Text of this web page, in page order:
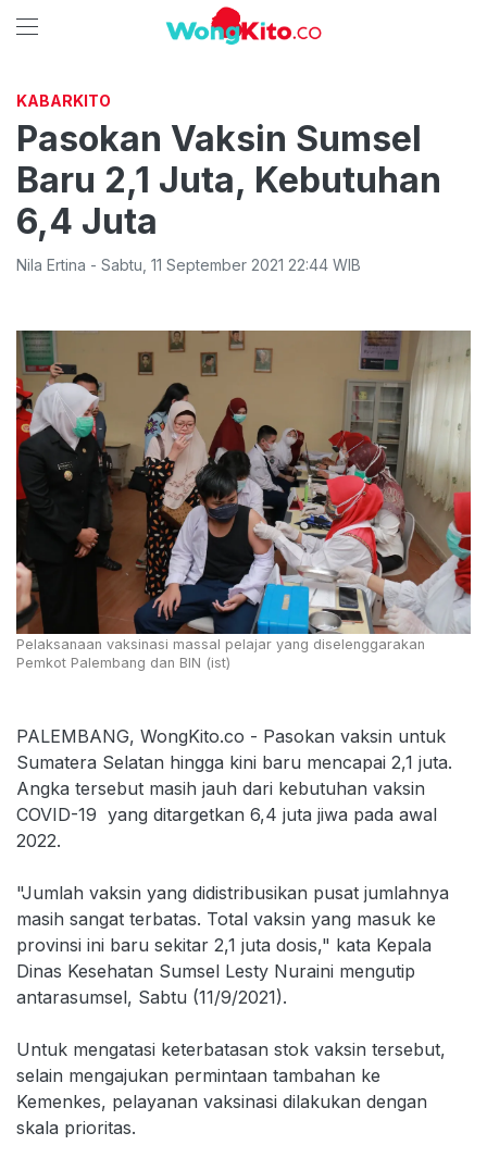
KABARKITO
Pasokan Vaksin Sumsel
Baru 2,1 Juta, Kebutuhan
6,4 Juta
Nila Ertina - Sabtu 11 September 2021 22:44 WIB
Pelaksanaan vaksinasi massal pelajar yang diselenggarakan
Pemkot Palembang dan BIN (ist)
PALEMBANG, WongKito.co - Pasokan vaksin untuk
Sumatera Selatan hingga kini baru mencapai 2,1 juta.
Angka tersebut masih jauh dari kebutuhan vaksin
COVID-19 yang ditargetkan 6,4 juta jiwa pada awal
2022.
"Jumlah vaksin yang didistribusikan pusat jumlahnya
masih sangat terbatas. Total vaksin yang masuk ke
provinsi ini baru sekitar 2,1 juta dosis," kata Kepala
Dinas Kesehatan Sumsel Lesty Nuraini mengutip
antarasumsel, Sabtu (11/9/2021).
Untuk mengatasi keterbatasan stok vaksin tersebut,
selain mengajukan permintaan tambahan ke
Kemenkes, pelayanan vaksinasi dilakukan dengan
skala prioritas.